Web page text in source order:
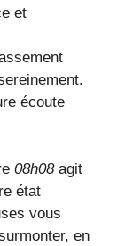
et
écoute
08h08agit
état
vous
en